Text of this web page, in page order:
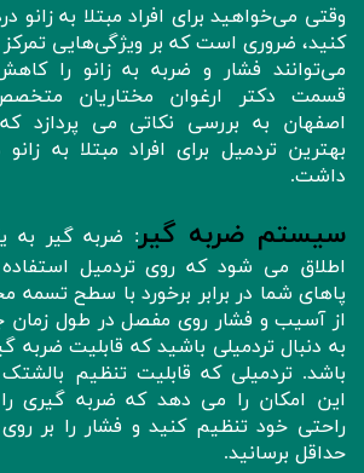
وقتی می‌خواهید برای افراد مبتلا به زانو
کنید، ضروری است که بر ویژگی‌هایی
می‌توانند فشار و ضربه به زانو را
قسمت دکتر ارغوان مختاریان
اصفهان به بررسی نکاتی می پردازد
بهترین تردمیل برای افراد مبتلا به
داشت.
سیستم ضربه گیر: ضربه گیر به
اطلاق می شود که روی تردمیل
پاهای شما در برابر برخورد با سطح
از آسیب و فشار روی مفصل در طول زمان
به دنبال تردمیلی باشید که قابلیت ضربه
باشد. تردمیلی که قابلیت تنظیم بالشتک
این امکان را می دهد که ضربه گیری
راحتی خود تنظیم کنید و فشار را بر
حداقل برسانید.